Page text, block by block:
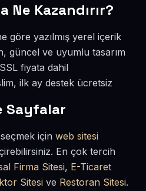
Ne Kazandırır?
göre yazılmış yerel içerik
güncel ve uyumlu tasarım
fiyata dahil
ilk ay destek ücretsiz
Sayfalar
için web sitesi
En çok tercih
Firma Sitesi, E-Ticaret
Sitesi ve Restoran Sitesi.